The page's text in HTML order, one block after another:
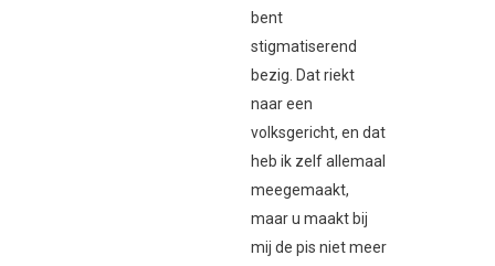
bent
stigmatiserend
bezig. Dat riekt
naar een
volksgericht, en dat
heb ik zelf allemaal
meegemaakt,
maar u maakt bij
mij de pis niet meer